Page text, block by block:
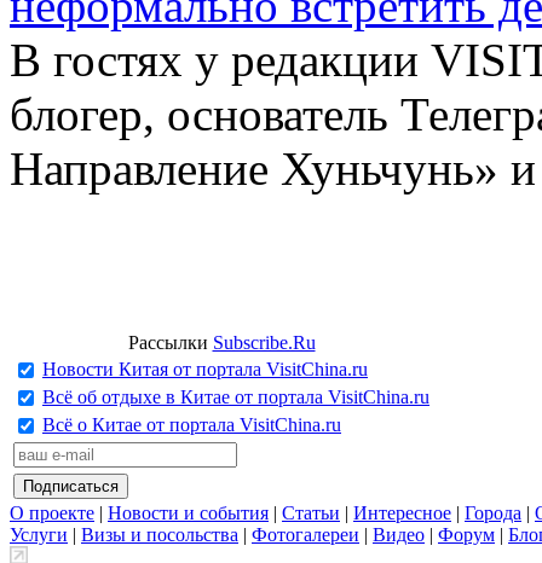
В гостях у редакции
блогер, основатель
Направление Хуньчунь»
Рассылки Subscribe.Ru
Новости Китая от портала VisitChina.ru
Всё об отдыхе в Китае от портала VisitChina.ru
Всё о Китае от портала VisitChina.ru
О проекте | Новости и события | Статьи | Интересное | Города |
Услуги | Визы и посольства | Фотогалереи | Видео | Форум |